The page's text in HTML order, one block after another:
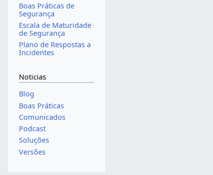
Boas Práticas de
Segurança
Escala de Maturidade
de Segurança
Plano de Respostas a
Incidentes
Noticias
Blog
Boas Práticas
Comunicados
Podcast
Soluções
Versões